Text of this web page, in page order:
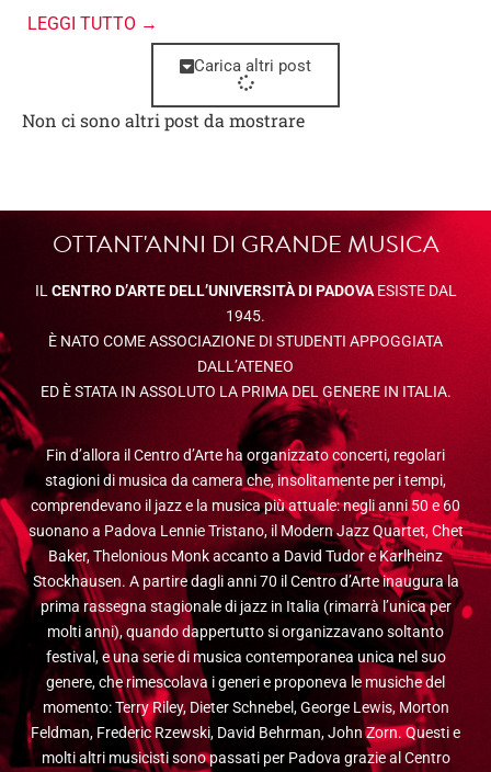
LEGGI TUTTO →
Carica altri post
Non ci sono altri post da mostrare
OTTANT'ANNI DI GRANDE MUSICA
ILCENTRO D’ARTE DELL’UNIVERSITÀ DI PADOVAESISTE DAL
1945.
È NATO COME ASSOCIAZIONE DI STUDENTI APPOGGIATA
DALL’ATENEO
ED È STATA IN ASSOLUTO LA PRIMA DEL GENERE IN ITALIA.
Fin d’allora il Centro d’Arte ha organizzato concerti, regolari
stagioni di musica da camera che, insolitamente per i tempi,
comprendevano il jazz e la musica più attuale: negli anni 50 e 60
suonano a Padova Lennie Tristano, il Modern Jazz Quartet, Chet
Baker, Thelonious Monk accanto a David Tudor e Karlheinz
Stockhausen. A partire dagli anni 70 il Centro d’Arte inaugura la
prima rassegna stagionale di jazz in Italia (rimarrà l’unica per
molti anni), quando dappertutto si organizzavano soltanto
festival, e una serie di musica contemporanea unica nel suo
genere, che rimescolava i generi e proponeva le musiche del
momento: Terry Riley, Dieter Schnebel, George Lewis, Morton
Feldman, Frederic Rzewski, David Behrman, John Zorn. Questi e
molti altri musicisti sono passati per Padova grazie al Centro